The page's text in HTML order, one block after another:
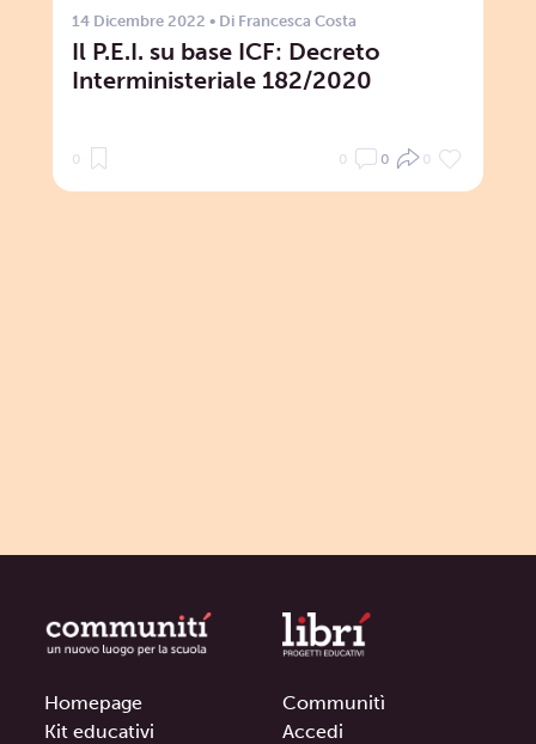
14 Dicembre 2022 • Di Francesca Costa
Il P.E.I. su base ICF: Decreto
Interministeriale 182/2020
0 0 0 0
Homepage
Kit educativi
Communitì
Accedi